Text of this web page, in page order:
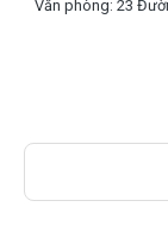
Văn phòng: 23